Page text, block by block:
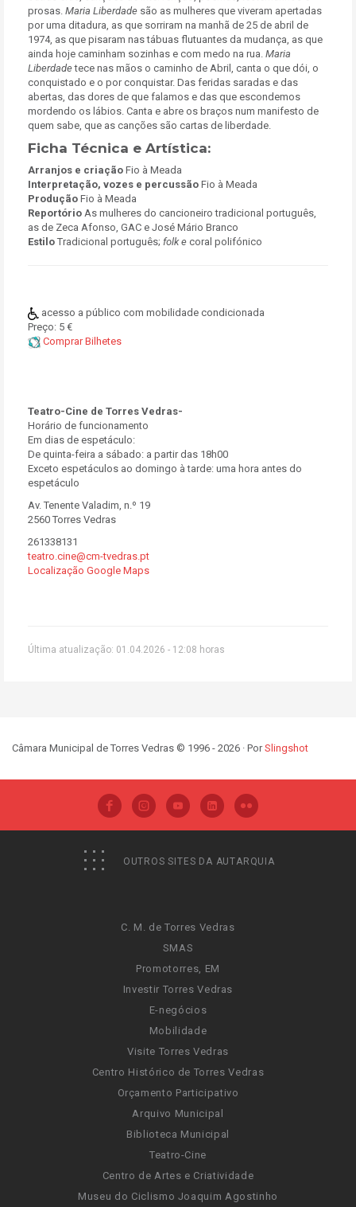
prosas. Maria Liberdade são as mulheres que viveram apertadas
por uma ditadura, as que sorriram na manhã de 25 de abril de
1974, as que pisaram nas tábuas flutuantes da mudança, as que
ainda hoje caminham sozinhas e com medo na rua. Maria
Liberdadetece nas mãos o caminho de Abril, canta o que dói, o
conquistado e o por conquistar. Das feridas saradas e das
abertas, das dores de que falamos e das que escondemos
mordendo os lábios. Canta e abre os braços num manifesto de
quem sabe, que as canções são cartas de liberdade.
Ficha Técnica e Artística:
Arranjos e criação Fio à Meada
Interpretação, vozes e percussão Fio à Meada
Produção Fio à Meada
Reportório As mulheres do cancioneiro tradicional português,
as de Zeca Afonso, GAC e José Mário Branco
Estilo Tradicional português; folk e coral polifónico
acesso a público com mobilidade condicionada
Preço: 5 €
Comprar Bilhetes
Teatro-Cine de Torres Vedras-
Horário de funcionamento
Em dias de espetáculo:
De quinta-feira a sábado: a partir das 18h00
Exceto espetáculos ao domingo à tarde: uma hora antes do
espetáculo
Av. Tenente Valadim, n.º 19
2560 Torres Vedras
261338131
teatro.cine@cm-tvedras.pt
Localização Google Maps
Última atualização: 01.04.2026 - 12:08 horas
Câmara Municipal de Torres Vedras © 1996 - 2026 · PorSlingshot
OUTROS SITES DA AUTARQUIA
C. M. de Torres Vedras
SMAS
Promotorres, EM
Investir Torres Vedras
E-negócios
Mobilidade
Visite Torres Vedras
Centro Histórico de Torres Vedras
Orçamento Participativo
Arquivo Municipal
Biblioteca Municipal
Teatro-Cine
Centro de Artes e Criatividade
Museu do Ciclismo Joaquim Agostinho